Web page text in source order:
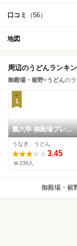
口コミ （56）
地図
周辺のうどんランキ
御殿場・裾野× うどんの
1
瓢六亭 御殿場プレミ
アムアウトレット店
うなぎ、うどん
3.45
239人
御殿場・裾